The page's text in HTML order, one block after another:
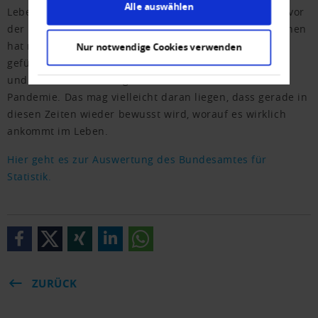
Alle auswählen
Nur notwendige Cookies verwenden
Leben und auch ihrer Gesundheit so zufrieden ist wie vor
der Pandemie. Und selbst der hohe Anteil der Glücklichen
hat nur leicht von 79 auf 74 Prozent abgenommen. Die
gefühlt unter Dauerbeschuss stehenden Politikerinnen
und Politiker erhalten gar bessere Noten als vor der
Pandemie. Das mag vielleicht daran liegen, dass gerade in
diesen Zeiten wieder bewusst wird, worauf es wirklich
ankommt im Leben.
Hier geht es zur Auswertung des Bundesamtes für
Statistik.
ZURÜCK